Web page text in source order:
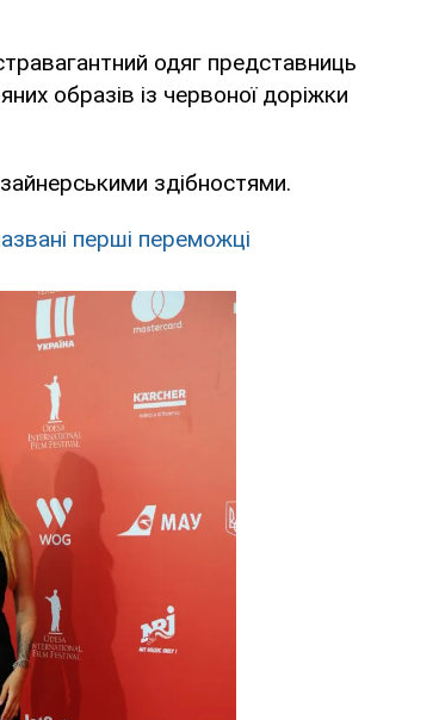
одяг представниць
образів із червоної доріжки
здібностями.
перші переможці